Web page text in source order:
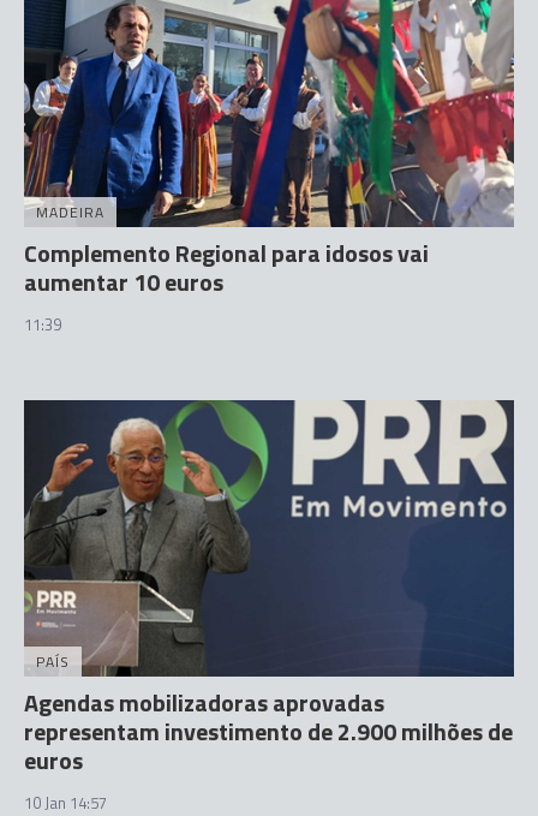
MADEIRA
Complemento Regional para idosos vai
aumentar 10 euros
11:39
PAÍS
Agendas mobilizadoras aprovadas
representam investimento de 2.900 milhões de
euros
10 Jan 14:57